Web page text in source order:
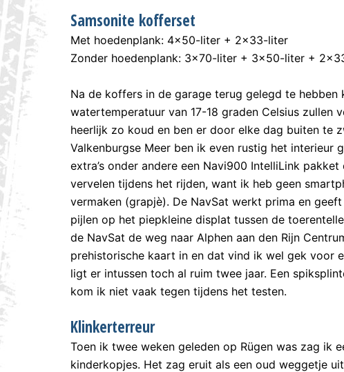
Samsonite kofferset
Met hoedenplank: 4×50-liter + 2×33-liter
Zonder hoedenplank: 3×70-liter + 3×50-liter +
Na de koffers in de garage terug gelegd te hebben
watertemperatuur van 17-18 graden Celsius zullen
heerlijk zo koud en ben er door elke dag buiten te
Valkenburgse Meer ben ik even rustig het interieur
extra’s onder andere een Navi900 IntelliLink
vervelen tijdens het rijden, want ik heb geen
vermaken (grapjè). De NavSat werkt prima en
pijlen op het piepkleine displat tussen de
de NavSat de weg naar Alphen aan den Rijn
prehistorische kaart in en dat vind ik wel gek voor
ligt er intussen toch al ruim twee jaar. Een
kom ik niet vaak tegen tijdens het testen.
Klinkerterreur
Toen ik twee weken geleden op Rügen was zag ik
kinderkopjes. Het zag eruit als een oud weggetje